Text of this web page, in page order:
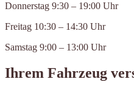
Donnerstag 9:30 – 19:00 Uhr
Freitag 10:30 – 14:30 Uhr
Samstag 9:00 – 13:00 Uhr
Ihrem Fahrzeug